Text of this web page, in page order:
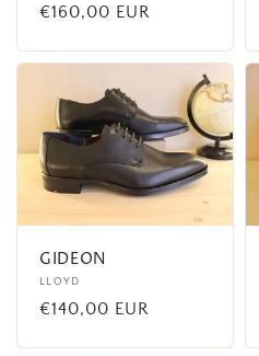
Prix
€160,00 EUR
GIDEON
Fournisseur :
LLOYD
Prix
€140,00 EUR